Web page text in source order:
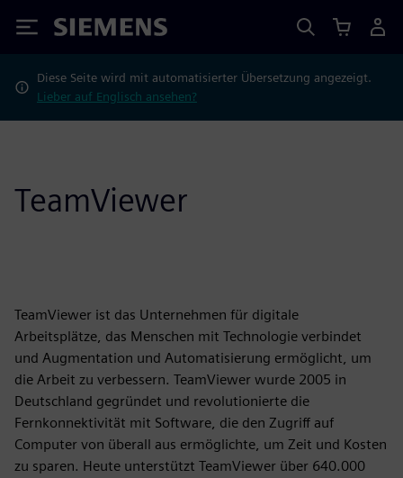
Siemens
Diese Seite wird mit automatisierter Übersetzung angezeigt.
Lieber auf Englisch ansehen?
TeamViewer
TeamViewer ist das Unternehmen für digitale
Arbeitsplätze, das Menschen mit Technologie verbindet
und Augmentation und Automatisierung ermöglicht, um
die Arbeit zu verbessern. TeamViewer wurde 2005 in
Deutschland gegründet und revolutionierte die
Fernkonnektivität mit Software, die den Zugriff auf
Computer von überall aus ermöglichte, um Zeit und Kosten
zu sparen. Heute unterstützt TeamViewer über 640.000